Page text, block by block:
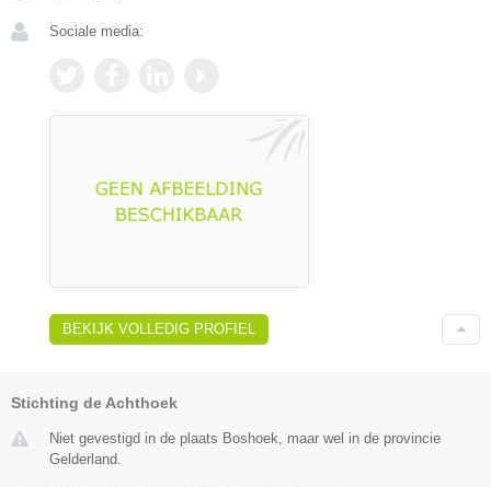
Sociale media:
BEKIJK VOLLEDIG PROFIEL
Stichting de Achthoek
Niet gevestigd in de plaats Boshoek, maar wel in de provincie
Gelderland.